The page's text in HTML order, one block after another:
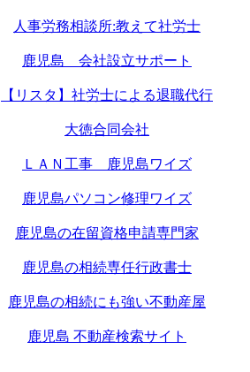
人事労務相談所:教えて社労士
鹿児島 会社設立サポート
【リスタ】社労士による退職代行
大徳合同会社
ＬＡＮ工事 鹿児島ワイズ
鹿児島パソコン修理ワイズ
鹿児島の在留資格申請専門家
鹿児島の相続専任行政書士
鹿児島の相続にも強い不動産屋
鹿児島 不動産検索サイト